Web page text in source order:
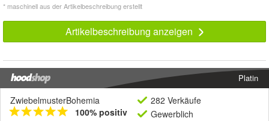
* maschinell aus der Artikelbeschreibung erstellt
Artikelbeschreibung anzeigen
Platin
ZwiebelmusterBohemia
100% positiv
282 Verkäufe
Gewerblich